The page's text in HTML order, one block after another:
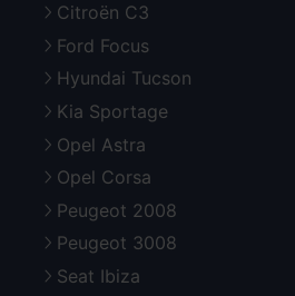
Citroën C3
Ford Focus
Hyundai Tucson
Kia Sportage
Opel Astra
Opel Corsa
Peugeot 2008
Peugeot 3008
Seat Ibiza